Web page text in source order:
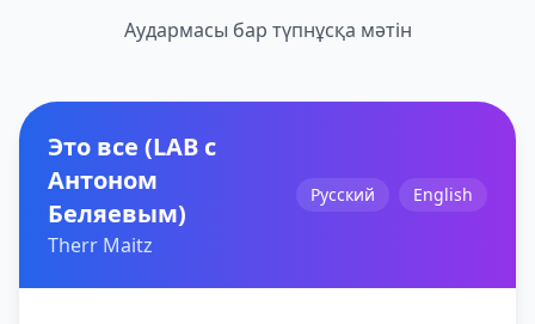
Аудармасы бар түпнұсқа мәтін
Это все (LAB с
Антоном
Беляевым)
Therr Maitz
Русский English